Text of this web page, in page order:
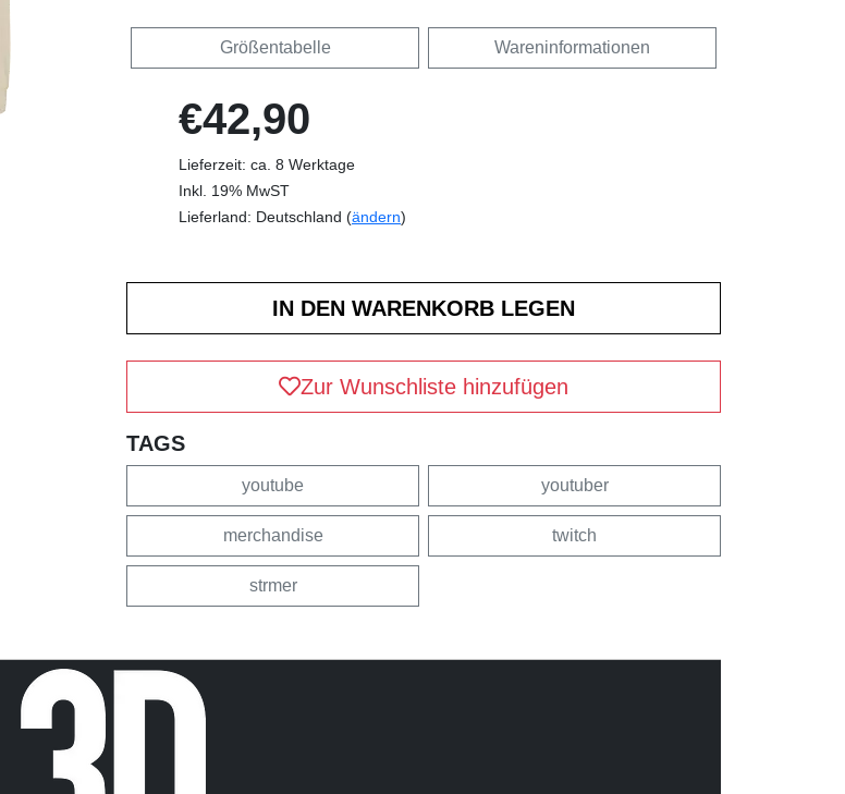
Größentabelle Wareninformationen
€42,90
Lieferzeit: ca. 8 Werktage
Inkl. 19% MwST
Lieferland: Deutschland (ändern)
Zur Wunschliste hinzufügen
TAGS
youtube youtuber
merchandise twitch
strmer